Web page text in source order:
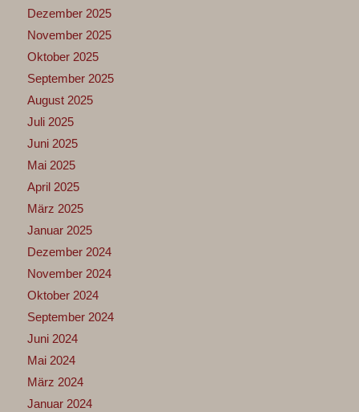
Dezember 2025
November 2025
Oktober 2025
September 2025
August 2025
Juli 2025
Juni 2025
Mai 2025
April 2025
März 2025
Januar 2025
Dezember 2024
November 2024
Oktober 2024
September 2024
Juni 2024
Mai 2024
März 2024
Januar 2024